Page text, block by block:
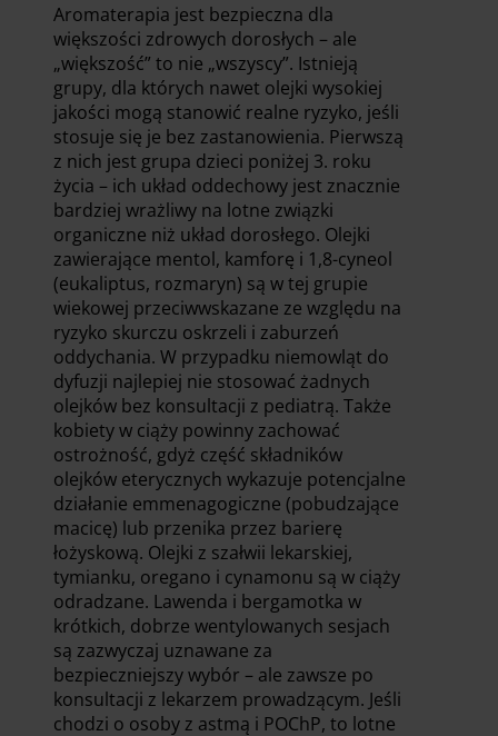
Aromaterapia jest bezpieczna dla
większości zdrowych dorosłych – ale
„większość” to nie „wszyscy”. Istnieją
grupy, dla których nawet olejki wysokiej
jakości mogą stanowić realne ryzyko, jeśli
stosuje się je bez zastanowienia. Pierwszą
z nich jest grupa dzieci poniżej 3. roku
życia – ich układ oddechowy jest znacznie
bardziej wrażliwy na lotne związki
organiczne niż układ dorosłego. Olejki
zawierające mentol, kamforę i 1,8-cyneol
(eukaliptus, rozmaryn) są w tej grupie
wiekowej przeciwwskazane ze względu na
ryzyko skurczu oskrzeli i zaburzeń
oddychania. W przypadku niemowląt do
dyfuzji najlepiej nie stosować żadnych
olejków bez konsultacji z pediatrą. Także
kobiety w ciąży powinny zachować
ostrożność, gdyż część składników
olejków eterycznych wykazuje potencjalne
działanie emmenagogiczne (pobudzające
macicę) lub przenika przez barierę
łożyskową. Olejki z szałwii lekarskiej,
tymianku, oregano i cynamonu są w ciąży
odradzane. Lawenda i bergamotka w
krótkich, dobrze wentylowanych sesjach
są zazwyczaj uznawane za
bezpieczniejszy wybór – ale zawsze po
konsultacji z lekarzem prowadzącym. Jeśli
chodzi o osoby z astmą i POChP, to lotne